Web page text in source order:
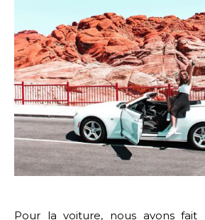
Pour la voiture, nous avons fait